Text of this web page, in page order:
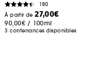
180
À partir de27,00€
90,00€ / 100ml
3 contenances disponibles